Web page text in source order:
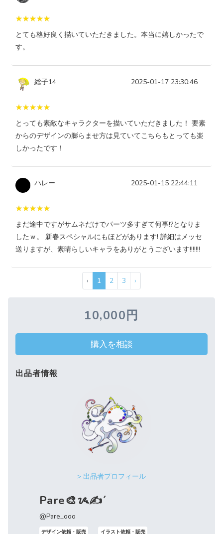
とても格好良く描いていただきました。本当に嬉しかったで
す。
総子14 2025-01-17 23:30:46
とっても素敵なキャラクターを描いていただきました！ 要素
からのデザインの膨らませ方は見ていてこちらもとっても楽
しかったです！
ハレー 2025-01-15 22:44:11
まだ途中ですがサムネだけでパーツ多すぎて何事!?となりま
したｗ。 新春スペシャルにもほどがあります! 詳細はメッセ
送りますが、素晴らしいキャラをありがとうございます!!!!!!!
‹ 1 2 3 ›
10,000円
購入を相談
出品者情報
> 出品者プロフィール
Pare🎨ᝰ✍️´
@Pare_ooo
デザイン依頼・販売 イラスト依頼・販売